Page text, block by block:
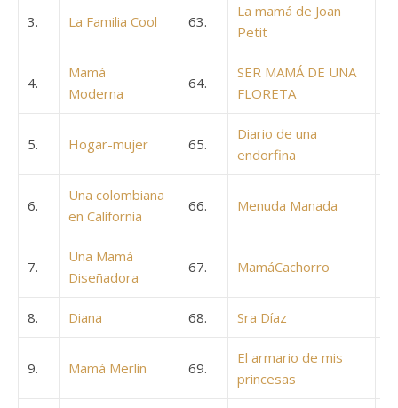
3. La Familia Cool 63.
La mamá de Joan
Petit
4.
Mamá
Moderna
64.
SER MAMÁ DE UNA
FLORETA
5. Hogar-mujer 65.
Diario de una
endorfina
6.
Una colombiana
en California
66. Menuda Manada
7.
Una Mamá
Diseñadora
67. MamáCachorro
8. Diana 68. Sra Díaz
9. Mamá Merlin 69.
El armario de mis
princesas